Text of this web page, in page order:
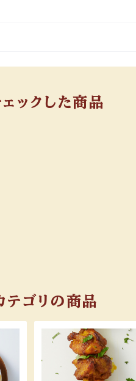
ックした商品
テゴリの商品